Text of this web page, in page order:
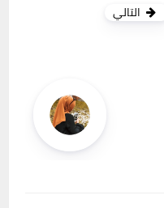
التالي